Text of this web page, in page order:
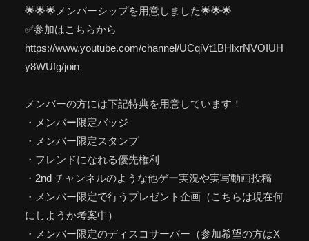
🌟🌟🌟メンバーシップを用意しました🌟🌟🌟
✅参加はこちらから
https://www.youtube.com/channel/UCqiVt1BHlxrNVOIUH
y8WUfg/join
メンバーの方には下記特典を用意しています！
・メンバー限定バッジ
・メンバー限定スタンプ
・フレンドになれる優先権利
・2nd チャンネルのような他ゲー実況や実写動画投稿
・メンバー限定で行うプレゼント企画（こちらは現在何
にしようか考案中）
・メンバー限定のディスコサーバー（参加希望の方はX